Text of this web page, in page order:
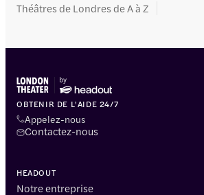
Théâtres de Londres de A à Z
OBTENIR DE L'AIDE 24/7
Appelez-nous
Contactez-nous
HEADOUT
Notre entreprise